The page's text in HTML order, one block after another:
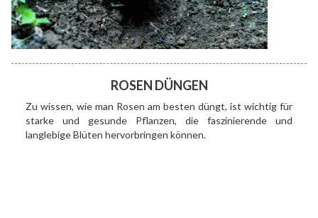
ROSEN DÜNGEN
Zu wissen, wie man Rosen am besten düngt, ist wichtig für
starke und gesunde Pflanzen, die faszinierende und
langlebige Blüten hervorbringen können.